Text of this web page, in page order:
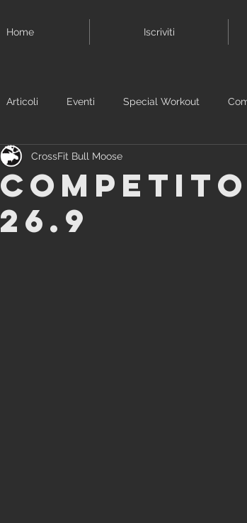
Home Iscriviti
Articoli Eventi Special Workout
26.9
CrossFit Bull Moose